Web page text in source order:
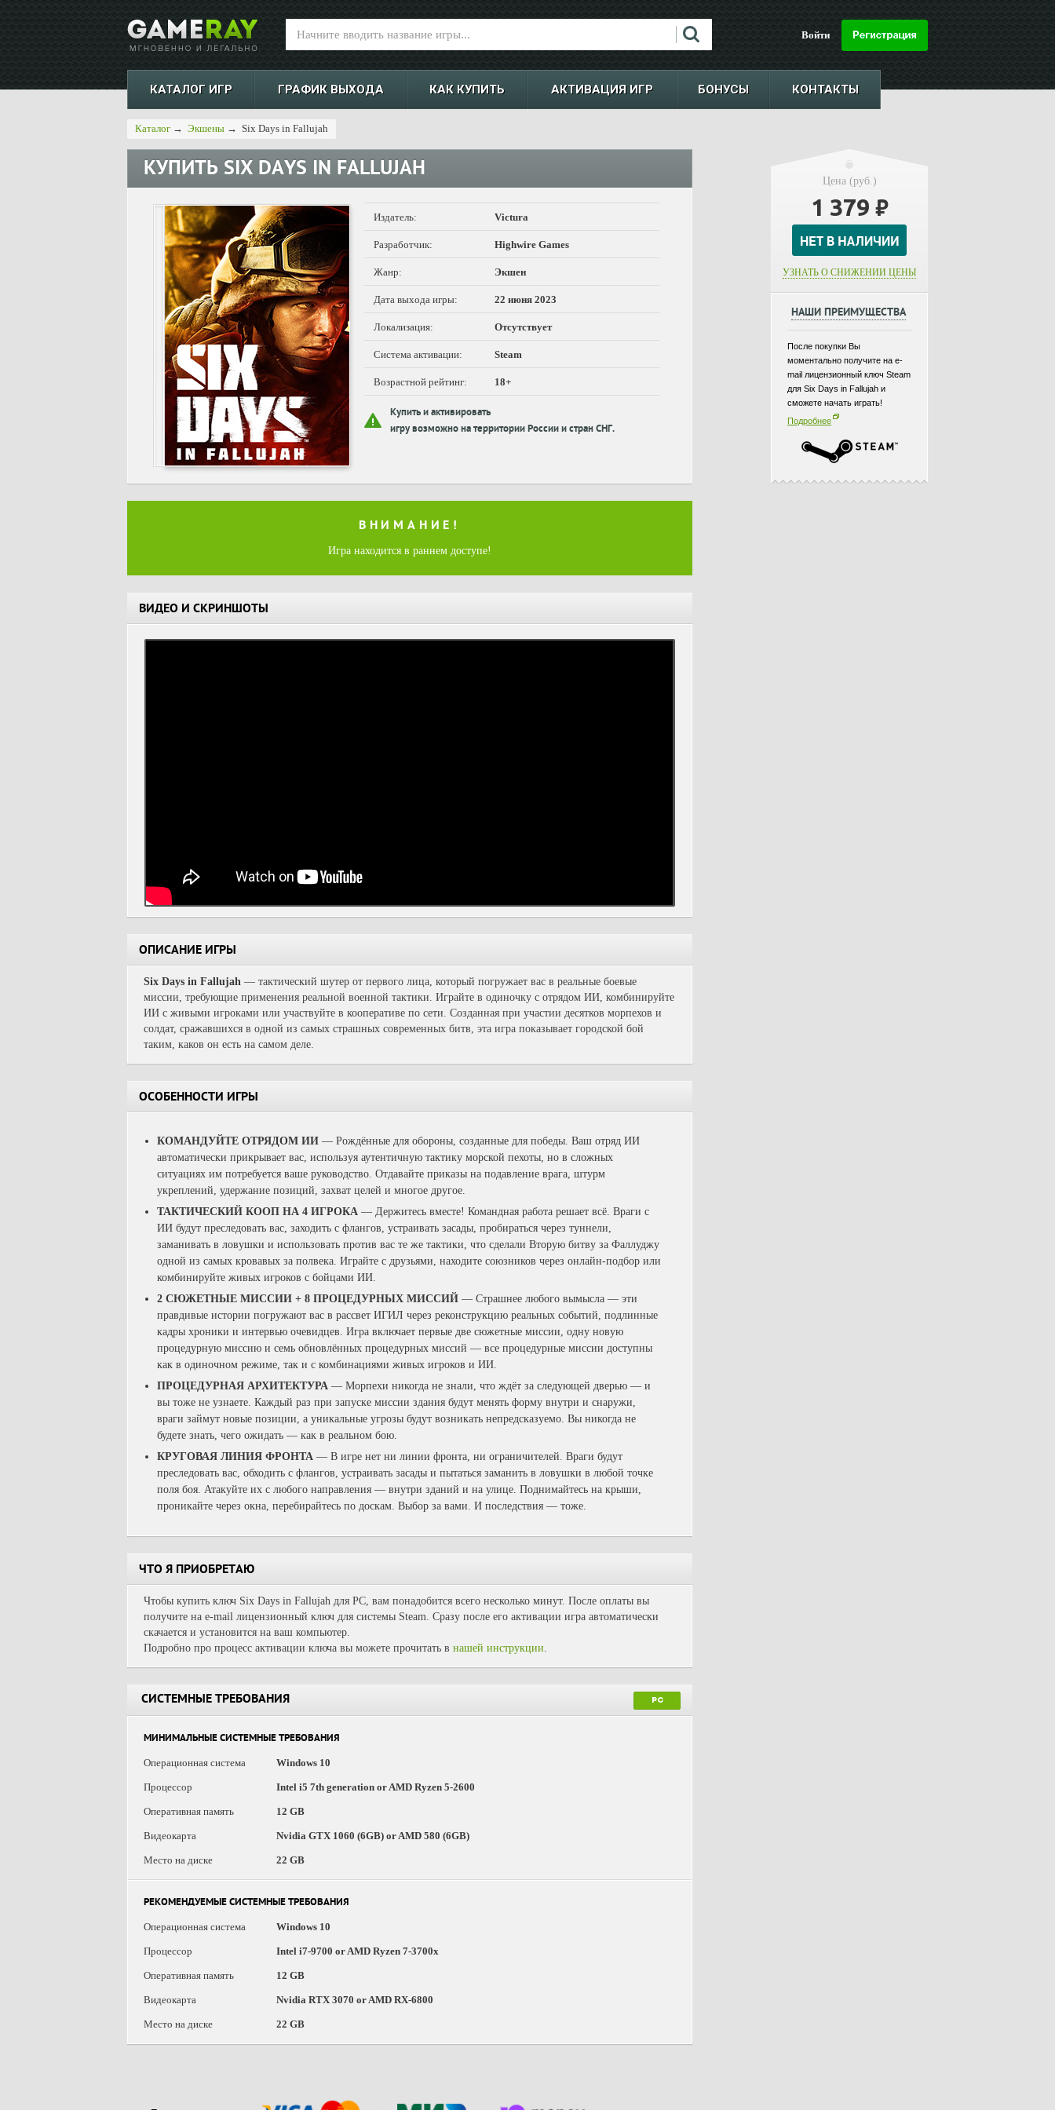
Войти
КАТАЛОГ ИГР ГРАФИК ВЫХОДА КАК КУПИТЬ АКТИВАЦИЯ ИГР БОНУСЫ КОНТАКТЫ
Каталог → Экшены → Six Days in Fallujah
КУПИТЬ SIX DAYS IN FALLUJAH
Издатель: Victura
Разработчик: Highwire Games
Жанр: Экшен
Дата выхода игры: 22 июня 2023
Локализация: Отсутствует
Система активации: Steam
Возрастной рейтинг: 18+
Купить и активировать
игру возможно на территории России и стран СНГ.
ВНИМАНИЕ!
Игра находится в раннем доступе!
ВИДЕО И СКРИНШОТЫ
ОПИСАНИЕ ИГРЫ
Six Days in Fallujah — тактический шутер от первого лица, который погружает вас в реальные боевые
миссии, требующие применения реальной военной тактики. Играйте в одиночку с отрядом ИИ, комбинируйте
ИИ с живыми игроками или участвуйте в кооперативе по сети. Созданная при участии десятков морпехов и
солдат, сражавшихся в одной из самых страшных современных битв, эта игра показывает городской бой
таким, каков он есть на самом деле.
ОСОБЕННОСТИ ИГРЫ
КОМАНДУЙТЕ ОТРЯДОМ ИИ — Рождённые для обороны, созданные для победы. Ваш отряд ИИ
автоматически прикрывает вас, используя аутентичную тактику морской пехоты, но в сложных
ситуациях им потребуется ваше руководство. Отдавайте приказы на подавление врага, штурм
укреплений, удержание позиций, захват целей и многое другое.
ТАКТИЧЕСКИЙ КООП НА 4 ИГРОКА — Держитесь вместе! Командная работа решает всё. Враги с
ИИ будут преследовать вас, заходить с флангов, устраивать засады, пробираться через туннели,
заманивать в ловушки и использовать против вас те же тактики, что сделали Вторую битву за Фаллуджу
одной из самых кровавых за полвека. Играйте с друзьями, находите союзников через онлайн-подбор или
комбинируйте живых игроков с бойцами ИИ.
2 СЮЖЕТНЫЕ МИССИИ + 8 ПРОЦЕДУРНЫХ МИССИЙ — Страшнее любого вымысла — эти
правдивые истории погружают вас в рассвет ИГИЛ через реконструкцию реальных событий, подлинные
кадры хроники и интервью очевидцев. Игра включает первые две сюжетные миссии, одну новую
процедурную миссию и семь обновлённых процедурных миссий — все процедурные миссии доступны
как в одиночном режиме, так и с комбинациями живых игроков и ИИ.
ПРОЦЕДУРНАЯ АРХИТЕКТУРА — Морпехи никогда не знали, что ждёт за следующей дверью — и
вы тоже не узнаете. Каждый раз при запуске миссии здания будут менять форму внутри и снаружи,
враги займут новые позиции, а уникальные угрозы будут возникать непредсказуемо. Вы никогда не
будете знать, чего ожидать — как в реальном бою.
КРУГОВАЯ ЛИНИЯ ФРОНТА — В игре нет ни линии фронта, ни ограничителей. Враги будут
преследовать вас, обходить с флангов, устраивать засады и пытаться заманить в ловушки в любой точке
поля боя. Атакуйте их с любого направления — внутри зданий и на улице. Поднимайтесь на крыши,
проникайте через окна, перебирайтесь по доскам. Выбор за вами. И последствия — тоже.
ЧТО Я ПРИОБРЕТАЮ
Чтобы купить ключ Six Days in Fallujah для PC, вам понадобится всего несколько минут. После оплаты вы
получите на e-mail лицензионный ключ для системы Steam. Сразу после его активации игра автоматически
скачается и установится на ваш компьютер.
Подробно про процесс активации ключа вы можете прочитать в нашей инструкции.
СИСТЕМНЫЕ ТРЕБОВАНИЯ PC
МИНИМАЛЬНЫЕ СИСТЕМНЫЕ ТРЕБОВАНИЯ
Операционная система
Windows 10
Процессор Intel i5 7th generation or AMD Ryzen 5-2600
Оперативная память 12 GB
Видеокарта Nvidia GTX 1060 (6GB) or AMD 580 (6GB)
Место на диске 22 GB
РЕКОМЕНДУЕМЫЕ СИСТЕМНЫЕ ТРЕБОВАНИЯ
Операционная система
Windows 10
Процессор Intel i7-9700 or AMD Ryzen 7-3700x
Оперативная память 12 GB
Видеокарта Nvidia RTX 3070 or AMD RX-6800
Место на диске 22 GB
Цена (руб.)
1 379 ₽
УЗНАТЬ О СНИЖЕНИИ ЦЕНЫ
НАШИ ПРЕИМУЩЕСТВА
После покупки Вы
моментально получите на e-
mail лицензионный ключ Steam
для Six Days in Fallujah и
сможете начать играть!
Подробнее